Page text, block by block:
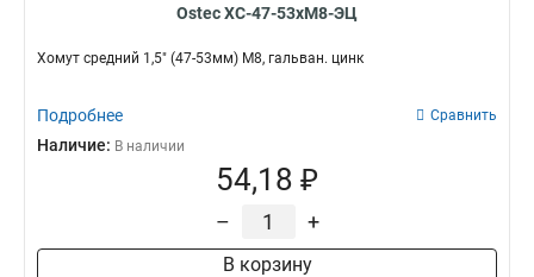
Ostec ХС-47-53хМ8-ЭЦ
Хомут средний 1,5" (47-53мм) М8, гальван. цинк
Подробнее Сравнить
Наличие: В наличии
54,18 ₽
– +
В корзину